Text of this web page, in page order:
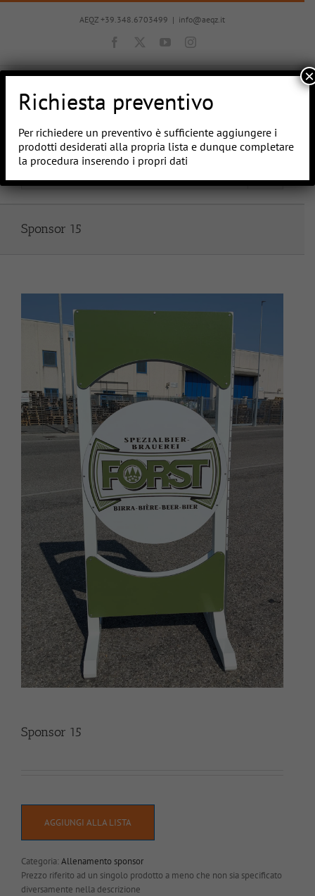
Salta
AEQZ +39.348.6703499 | info@aeqz.it
Facebook YouTubeInstagram
Vai a...
Sponsor 15
Sponsor 15
AGGIUNGI ALLA LISTA
Categoria:Allenamento sponsor
Prezzo riferito ad un singolo prodotto a meno che non sia specificato
diversamente nella descrizione
Richiesta preventivo
Per richiedere un preventivo è sufficiente aggiungere i
prodotti desiderati alla propria lista e dunque completare
la procedura inserendo i propri dati
×